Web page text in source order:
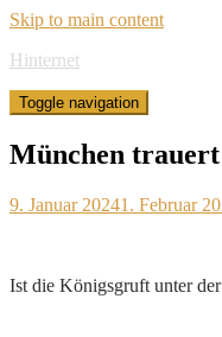
Skip to main content
Hinternet
Toggle navigation
München
9. Januar 20241. Februar
Ist die Königsgruft unter